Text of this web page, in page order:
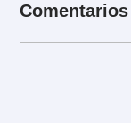
Comentarios